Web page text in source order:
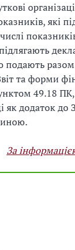
які
подають
та форми
49.18 ПК,
додаток до
За